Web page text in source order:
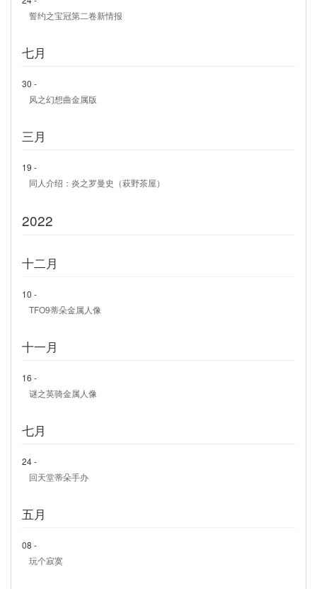
誓约之宝冠第二卷新情报
七月
30 -
风之幻想曲金属版
三月
19 -
同人介绍：炎之罗曼史（萩野茶屋）
2022
十二月
10 -
TFO9蒂朵金属人像
十一月
16 -
谜之英骑金属人像
七月
24 -
回天堂蒂朵手办
五月
08 -
玩个寂寞